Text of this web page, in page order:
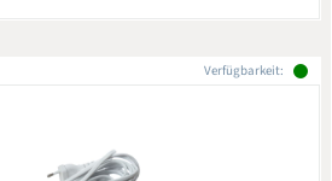
Verfügbarkeit: